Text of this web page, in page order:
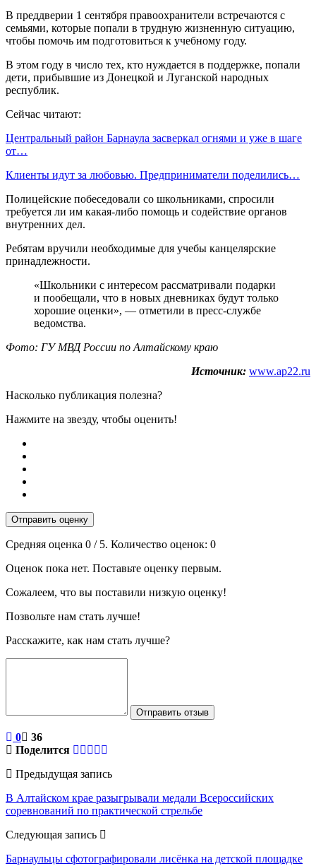
В преддверии 1 сентября правоохранители встречаются с
семьями, которые попали в трудную жизненную ситуацию,
чтобы помочь им подготовиться к учебному году.
В этом году в число тех, кто нуждается в поддержке, попали
дети, прибывшие из Донецкой и Луганской народных
республик.
Сейчас читают:
Центральный район Барнаула засверкал огнями и уже в шаге
от…
Клиенты идут за любовью. Предприниматели поделились…
Полицейские побеседовали со школьниками, спросили
требуется ли им какая-либо помощь и содействие органов
внутренних дел.
Ребятам вручили необходимые для учебы канцелярские
принадлежности.
«Школьники с интересом рассматривали подарки
и пообещали, что в новых дневниках будут только
хорошие оценки», — отметили в пресс-службе
ведомства.
Фото: ГУ МВД России по Алтайскому краю
Источник: www.ap22.ru
Насколько публикация полезна?
Нажмите на звезду, чтобы оценить!
Отправить оценку
Средняя оценка 0 / 5. Количество оценок: 0
Оценок пока нет. Поставьте оценку первым.
Сожалеем, что вы поставили низкую оценку!
Позвольте нам стать лучше!
Расскажите, как нам стать лучше?
Отправить отзыв
0
36
Поделится
Предыдущая запись
В Алтайском крае разыгрывали медали Всероссийских
соревнований по практической стрельбе
Следующая запись
Барнаульцы сфотографировали лисёнка на детской площадке